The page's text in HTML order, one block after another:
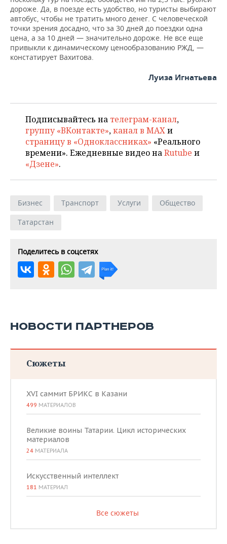
дороже. Да, в поезде есть удобство, но туристы выбирают
автобус, чтобы не тратить много денег. С человеческой
точки зрения досадно, что за 30 дней до поездки одна
цена, а за 10 дней — значительно дороже. Не все еще
привыкли к динамическому ценообразованию РЖД, —
констатирует Вахитова.
Луиза Игнатьева
Подписывайтесь на телеграм-канал,
группу «ВКонтакте»,канал в MAXи
страницу в «Одноклассниках» «Реального
времени». Ежедневные видео наRutube и
«Дзене».
Бизнес Транспорт Услуги
Общество
Татарстан
Поделитесь в соцсетях
НОВОСТИ ПАРТНЕРОВ
Сюжеты
XVI саммит БРИКС в Казани
499 МАТЕРИАЛОВ
Великие воины Татарии. Цикл исторических
материалов
24 МАТЕРИАЛА
Искусственный интеллект
181 МАТЕРИАЛ
Все сюжеты